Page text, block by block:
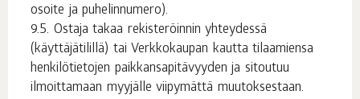
osoite ja puhelinnumero).
Ostaja takaa rekisteröinnin yhteydessä
(käyttäjätilillä) tai Verkkokaupan kautta tilaamiensa
henkilötietojen paikkansapitävyyden ja sitoutuu
ilmoittamaan myyjälle viipymättä muutoksestaan.